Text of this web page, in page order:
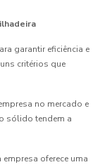
garantir eficiência e
critérios que
no mercado e
sólido tendem a
oferece uma